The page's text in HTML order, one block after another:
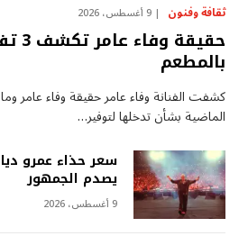
ثقافة وفنون 9 أغسطس، 2026
بالمطعم
كشفت الفنانة وفاء عامر حقيقة وفاء عامر
الماضية بشأن تدخلها لتوفير…
يصدم الجمهور
9 أغسطس، 2026